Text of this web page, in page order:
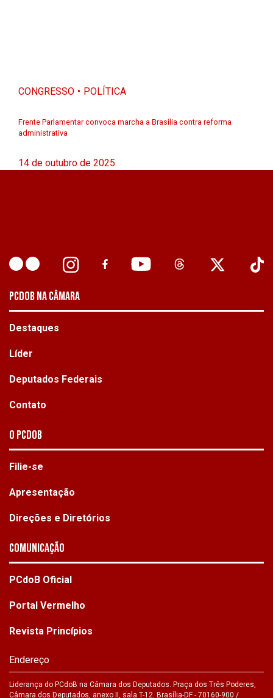
CONGRESSO POLÍTICA
Frente Parlamentar convoca marcha a Brasília contra reforma
administrativa
14 de outubro de 2025
PCDOB NA CÂMARA
Destaques
Líder
Deputados Federais
Contato
O PCdoB
Filie-se
Apresentação
Direções e Diretórios
Comunicação
PCdoB Oficial
Portal Vermelho
Revista Princípios
Endereço
Liderança do PCdoB na Câmara dos Deputados. Praça dos Três Poderes,
Câmara dos Deputados, anexo II, sala T-12. Brasília-DF - 70160-900 /